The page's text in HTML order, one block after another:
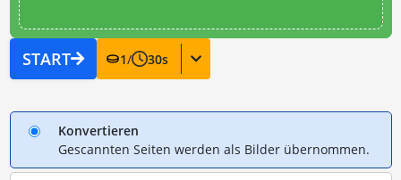
START 1/ 30s
Konvertieren
Gescannten Seiten werden als Bilder übernommen.